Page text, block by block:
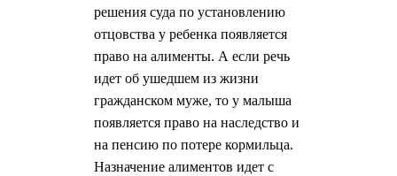
решения суда по установлению
отцовства у ребенка появляется
право на алименты. А если речь
идет об ушедшем из жизни
гражданском муже, то у малыша
появляется право на наследство и
на пенсию по потере кормильца.
Назначение алиментов идет с